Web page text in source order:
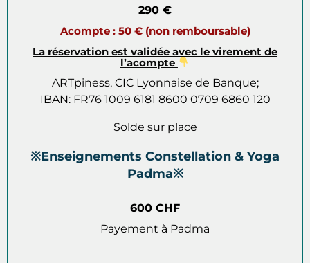
290 €
Acompte : 50 € (non remboursable)
La réservation est validée avec le virement de
l’acompte
ARTpiness, CIC Lyonnaise de Banque;
IBAN: FR76 1009 6181 8600 0709 6860 120
Solde sur place
※Enseignements Constellation & Yoga
Padma※
600 CHF
Payement à Padma